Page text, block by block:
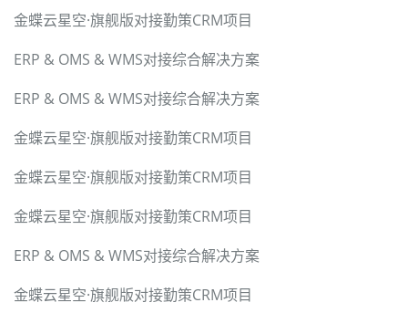
金蝶云星空·旗舰版对接勤策CRM项目
ERP & OMS & WMS对接综合解决方案
ERP & OMS & WMS对接综合解决方案
金蝶云星空·旗舰版对接勤策CRM项目
金蝶云星空·旗舰版对接勤策CRM项目
金蝶云星空·旗舰版对接勤策CRM项目
ERP & OMS & WMS对接综合解决方案
金蝶云星空·旗舰版对接勤策CRM项目